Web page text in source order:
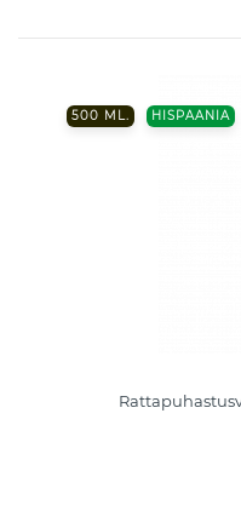
500 ML. HISPAANIA